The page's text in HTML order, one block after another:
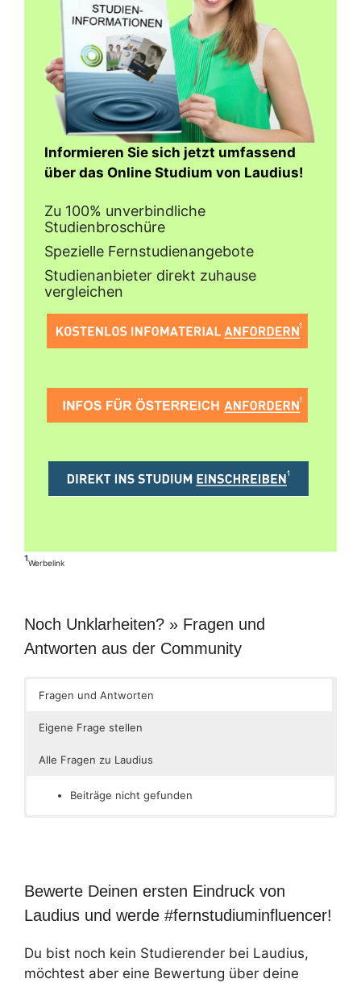
Informieren Sie sich jetzt umfassend
über das Online Studium von Laudius!
Zu 100% unverbindliche
Studienbroschüre
Spezielle Fernstudienangebote
Studienanbieter direkt zuhause
vergleichen
¹Werbelink
Noch Unklarheiten? » Fragen und
Antworten aus der Community
Fragen und Antworten
Eigene Frage stellen
Alle Fragen zu Laudius
Beiträge nicht gefunden
Bewerte Deinen ersten Eindruck von
Laudius und werde #fernstudiuminfluencer!
Du bist noch kein Studierender bei Laudius,
möchtest aber eine Bewertung über deine